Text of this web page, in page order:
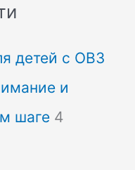
детей с ОВЗ
и
шаге 4